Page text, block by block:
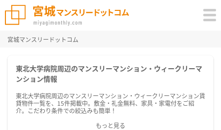
宮城マンスリードットコム
東北大学病院周辺のマンスリーマンション・ウィークリーマ
ンション情報
東北大学病院周辺のマンスリーマンション・ウィークリーマンション賃
貸物件一覧を、15件掲載中。敷金・礼金無料、家具・家電付をご紹
介。こだわり条件での絞込みも簡単！
もっと見る